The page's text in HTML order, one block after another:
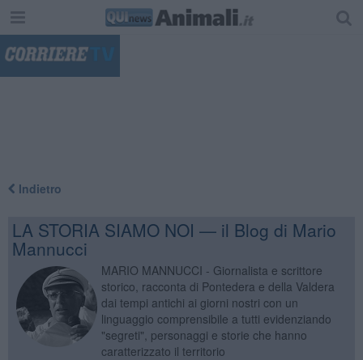
Indietro
LA STORIA SIAMO NOI — il Blog di Mario
Mannucci
MARIO MANNUCCI - Giornalista e scrittore
storico, racconta di Pontedera e della Valdera
dai tempi antichi ai giorni nostri con un
linguaggio comprensibile a tutti evidenziando
"segreti", personaggi e storie che hanno
caratterizzato il territorio